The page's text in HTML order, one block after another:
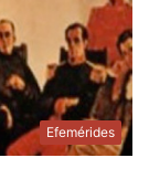
Efemérides